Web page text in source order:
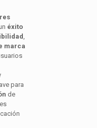
éxito
marca
para
de